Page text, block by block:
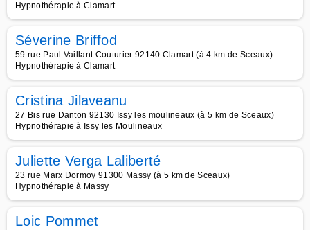
Hypnothérapie à Clamart
Séverine Briffod
59 rue Paul Vaillant Couturier 92140 Clamart (à 4 km de Sceaux)
Hypnothérapie à Clamart
Cristina Jilaveanu
27 Bis rue Danton 92130 Issy les moulineaux (à 5 km de Sceaux)
Hypnothérapie à Issy les Moulineaux
Juliette Verga Laliberté
23 rue Marx Dormoy 91300 Massy (à 5 km de Sceaux)
Hypnothérapie à Massy
Loic Pommet